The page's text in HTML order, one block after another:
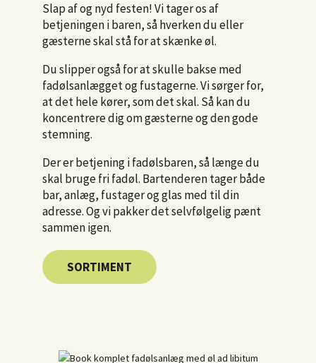
Slap af og nyd festen! Vi tager os af
betjeningen i baren, så hverken du eller
gæsterne skal stå for at skænke øl.
Du slipper også for at skulle bakse med
fadølsanlægget og fustagerne. Vi sørger for,
at det hele kører, som det skal. Så kan du
koncentrere dig om gæsterne og den gode
stemning.
Der er betjening i fadølsbaren, så længe du
skal bruge fri fadøl. Bartenderen tager både
bar, anlæg, fustager og glas med til din
adresse. Og vi pakker det selvfølgelig pænt
sammen igen.
SORTIMENT